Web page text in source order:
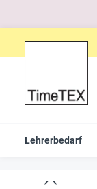
Lehrerbedarf